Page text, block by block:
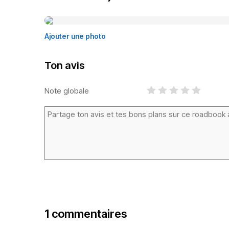
Ajouter une photo
Ton avis
Note globale
1 commentaires